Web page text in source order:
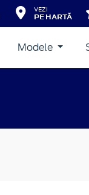
VEZI
PE HARTĂ
Modele